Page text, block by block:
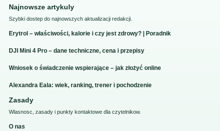
Najnowsze artykuly
Szybki dostep do najnowszych aktualizacji redakcji.
Erytrol – właściwości, kalorie i czy jest zdrowy? | Poradnik
DJI Mini 4 Pro – dane techniczne, cena i przepisy
Wniosek o świadczenie wspierające – jak złożyć online
Alexandra Eala: wiek, ranking, trener i pochodzenie
Zasady
Wlasnosc, zasady i punkty kontaktowe dla czytelnikow.
O nas